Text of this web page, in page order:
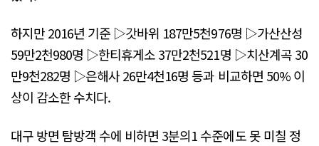
하지만 2016년 기준 ▷갓바위 187만5천976명 ▷가산산성
59만2천980명 ▷한티휴게소 37만2천521명 ▷치산계곡 30
만9천282명 ▷은해사 26만4천16명 등과 비교하면 50% 이
상이 감소한 수치다.
대구 방면 탐방객 수에 비하면 3분의1 수준에도 못 미칠 정